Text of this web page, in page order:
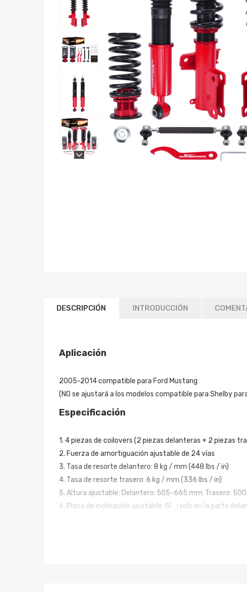
DESCRIPCIÓN INTRODUCCIÓN
Aplicación
2005-2014 compatible para Ford Mustang
(NO se ajustará a los modelos compatible para Shelby
Especificación
1. 4 piezas de coilovers (2 piezas delanteras + 2 piezas
2. Fuerza de amortiguación ajustable de 24 vías
3. Tasa de resorte delantero: 8 kg / mm (448 lbs / in)
4. Tasa de resorte trasero: 6 kg / mm (336 lbs / in)
5. Altura ajustable: Delantero: 505-665 mm; Trasero:
6. Placa de inclinación ajustable: SÍ （solo en la parte